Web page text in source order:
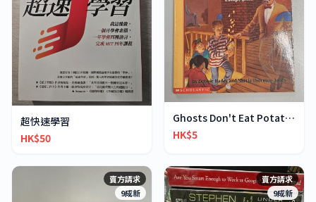
超快速學習
HK$50
Ghosts Don't Eat Potato Chips
HK$5
賣方請求
9成新
賣方請求
9成新